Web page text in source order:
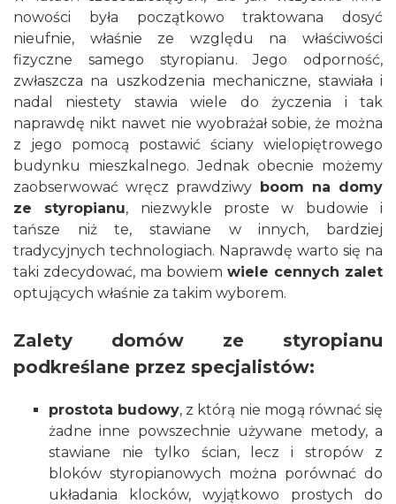
nowości była początkowo traktowana dosyć
nieufnie, właśnie ze względu na właściwości
fizyczne samego styropianu. Jego odporność,
zwłaszcza na uszkodzenia mechaniczne, stawiała i
nadal niestety stawia wiele do życzenia i tak
naprawdę nikt nawet nie wyobrażał sobie, że można
z jego pomocą postawić ściany wielopiętrowego
budynku mieszkalnego. Jednak obecnie możemy
zaobserwować wręcz prawdziwy boom na domy
ze styropianu, niezwykle proste w budowie i
tańsze niż te, stawiane w innych, bardziej
tradycyjnych technologiach. Naprawdę warto się na
taki zdecydować, ma bowiem wiele cennych zalet
optujących właśnie za takim wyborem.
Zalety domów ze styropianu
podkreślane przez specjalistów:
prostota budowy, z którą nie mogą równać się
żadne inne powszechnie używane metody, a
stawiane nie tylko ścian, lecz i stropów z
bloków styropianowych można porównać do
układania klocków, wyjątkowo prostych do